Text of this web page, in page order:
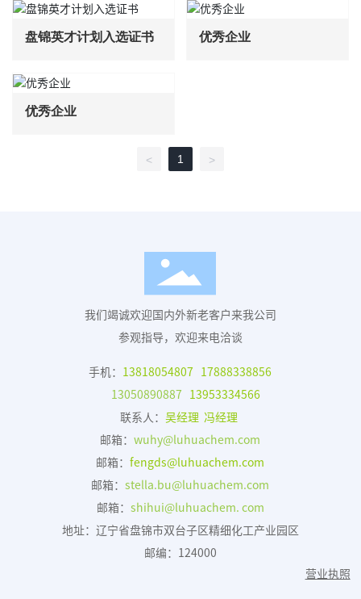
盘锦英才计划入选证书 优秀企业
优秀企业
< 1 >
我们竭诚欢迎国内外新老客户来我公司
参观指导，欢迎来电洽谈
手机： 13818054807
17888338856
13050890887
13953334566
联系人：吴经理 冯经理
邮箱：wuhy@luhuachem.com
邮箱：fengds@luhuachem.com
邮箱： stella.bu@luhuachem.com
邮箱： shihui@luhuachem. com
地址：辽宁省盘锦市双台子区精细化工产业园区
邮编：124000
营业执照